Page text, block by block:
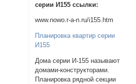
серии И155 ссылки:
www.nowo.r-a-n.ru/i155.htm
Планировка квартир серии
И155
Дома серии И-155 называют
домами-конструкторами.
Планировка рядной секции